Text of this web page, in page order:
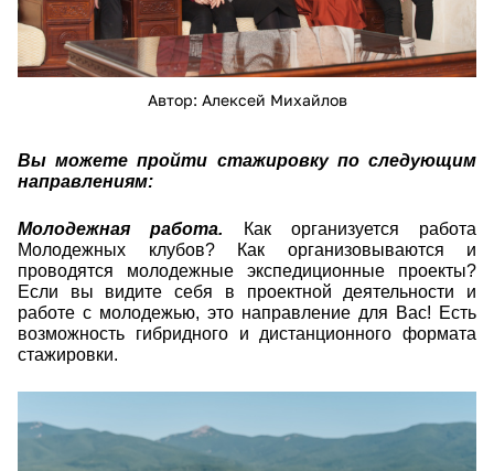
Автор: Алексей Михайлов
Вы можете пройти стажировку по следующим
направлениям:
Молодежная работа. Как организуется работа
Молодежных клубов? Как организовываются и
проводятся молодежные экспедиционные проекты?
Если вы видите себя в проектной деятельности и
работе с молодежью, это направление для Вас! Есть
возможность гибридного и дистанционного формата
стажировки.
esviz0kafu0.jpg